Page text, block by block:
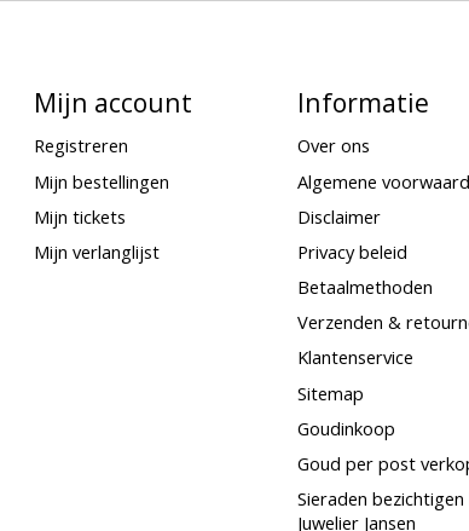
Mijn account
Registreren
Mijn bestellingen
Mijn tickets
Mijn verlanglijst
Informatie
Over ons
Algemene
Disclaimer
Privacy beleid
Betaalmethoden
Verzenden &
Klantenservice
Sitemap
Goudinkoop
Goud per post
Sieraden bezichtigen
Juwelier Jansen